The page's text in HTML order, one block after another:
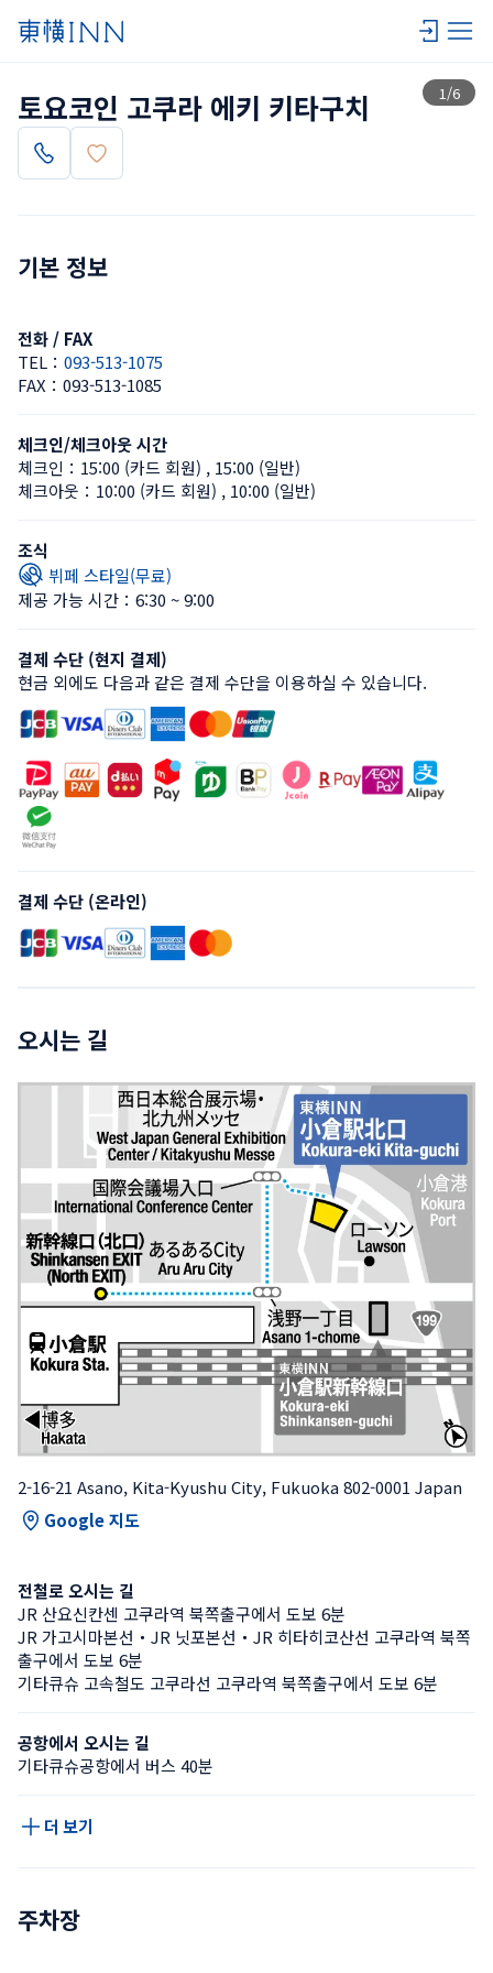
1 /6
목록 보기
토요코인 고쿠라 에키 키타구치
기본 정보
전화 / FAX
TEL： 093-513-1075
FAX： 093-513-1085
체크인/체크아웃 시간
체크인： 15:00 (카드 회원) , 15:00 (일반)
체크아웃： 10:00 (카드 회원) , 10:00 (일반)
조식
뷔페 스타일(무료)
제공 가능 시간：6:30 ~ 9:00
결제 수단 (현지 결제)
현금 외에도 다음과 같은 결제 수단을 이용하실 수 있습니다.
결제 수단 (온라인)
오시는 길
2-16-21 Asano, Kita-Kyushu City, Fukuoka 802-0001 Japan
Google 지도
전철로 오시는 길
JR 산요신칸센 고쿠라역 북쪽출구에서 도보 6분
JR 가고시마본선・JR 닛포본선・JR 히타히코산선 고쿠라역 북쪽
출구에서 도보 6분
기타큐슈 고속철도 고쿠라선 고쿠라역 북쪽출구에서 도보 6분
공항에서 오시는 길
기타큐슈공항에서 버스 40분
더 보기
주차장